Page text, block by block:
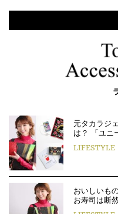
元タカラジ
は？ 「ユニ
LIFESTYLE
おいしいも
お寿司は断